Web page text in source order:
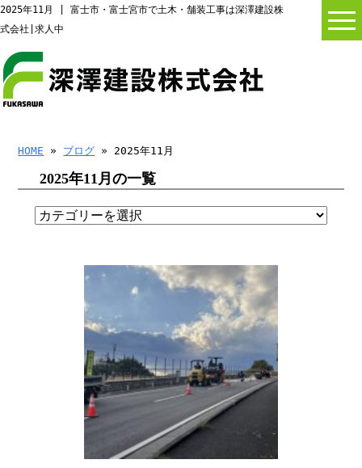
2025年11月 | 富士市・富士宮市で土木・舗装工事は深澤建設株
式会社|求人中
HOME » ブログ » 2025年11月
2025年11月の一覧